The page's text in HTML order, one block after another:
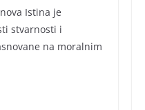
Istina je
stvarnosti i
na moralnim